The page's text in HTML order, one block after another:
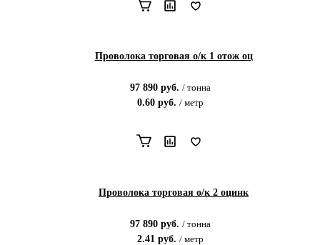
Проволока торговая о/к 1 отож оц
97 890руб. / тонна
0.60руб. / метр
Проволока торговая о/к 2 оцинк
97 890руб. / тонна
2.41 руб. / метр